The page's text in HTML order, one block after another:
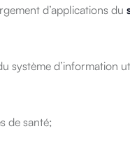
d’applications du
système d’information
de santé;